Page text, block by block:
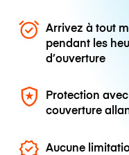
Arrivez à tout
pendant les
d’ouverture
Protection
couverture
Aucune